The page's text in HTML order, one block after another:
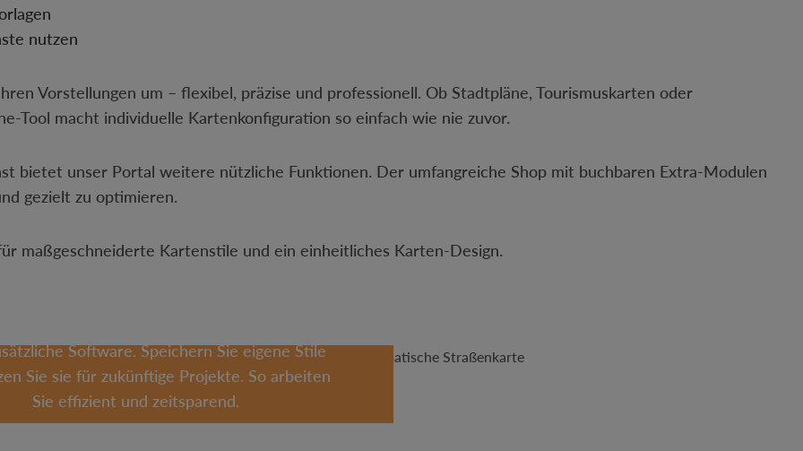
nutzen
Vorstellungen um – flexibel, präzise und professionell. Ob Stadtpläne, Tourismuskarten oder
Tool macht individuelle Kartenkonfiguration so einfach wie nie zuvor.
bietet unser Portal weitere nützliche Funktionen. Der umfangreiche Shop mit buchbaren Extra-Modulen
gezielt zu optimieren.
maßgeschneiderte Kartenstile und ein einheitliches Karten-Design.
Software. Speichern Sie eigene Stile
Sie sie für zukünftige Projekte. So arbeiten
Sie effizient und zeitsparend.